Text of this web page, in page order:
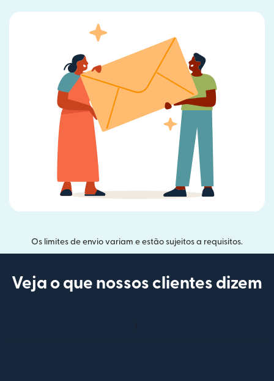
Os limites de envio variam e estão sujeitos a requisitos.
Veja o que nossos clientes dizem